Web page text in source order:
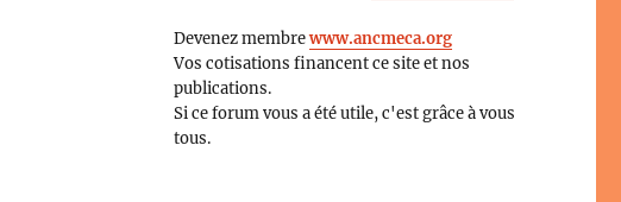
Devenez membrewww.ancmeca.org
Vos cotisations financent ce site et nos
publications.
Si ce forum vous a été utile, c'est grâce à vous
tous.